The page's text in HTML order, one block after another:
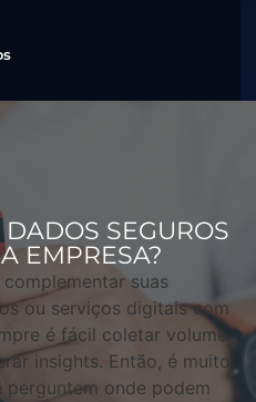
SEGUROS
EMPRESA?
suas
ou serviços digitais com
é fácil coletar volume
insights. Então, é muito
perguntem onde podem